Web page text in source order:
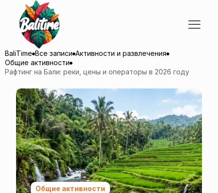
BaliTime Все записи Активности и развлечения
Общие активности
Рафтинг на Бали: реки, цены и операторы в 2026 году
Общие активности